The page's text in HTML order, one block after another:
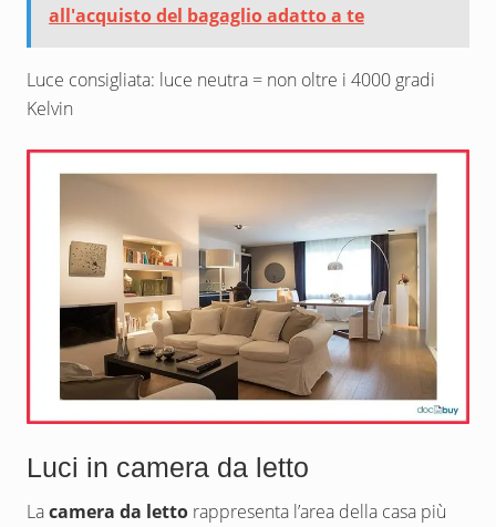
all'acquisto del bagaglio adatto a te
Luce consigliata: luce neutra = non oltre i 4000 gradi
Kelvin
Luci in camera da letto
Lacamera da letto rappresenta l’area della casa più